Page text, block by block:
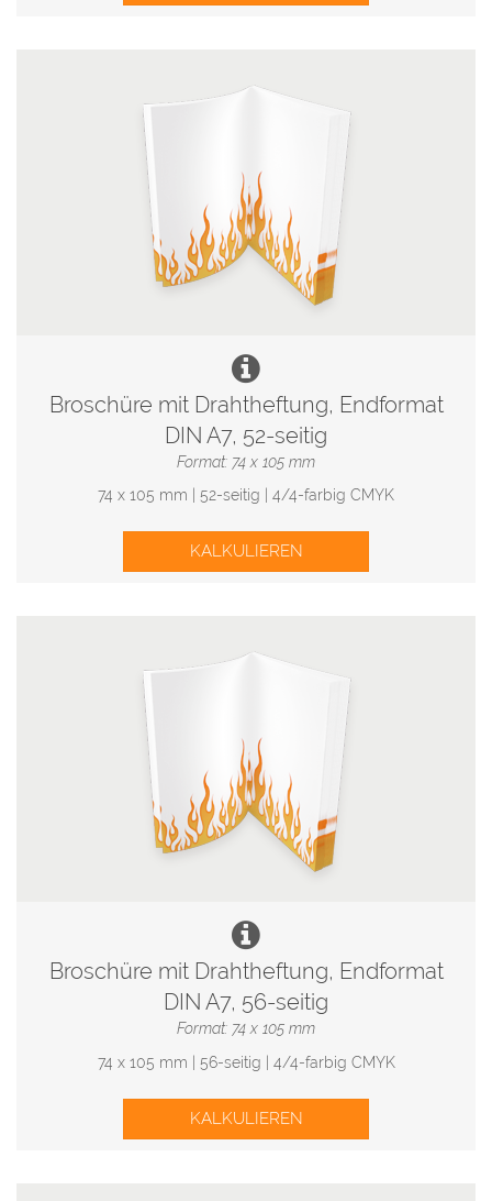
Broschüre mit Drahtheftung, Endformat
DIN A7, 52-seitig
Format: 74 x 105 mm
74 x 105 mm | 52-seitig | 4/4-farbig CMYK
KALKULIEREN
Broschüre mit Drahtheftung, Endformat
DIN A7, 56-seitig
Format: 74 x 105 mm
74 x 105 mm | 56-seitig | 4/4-farbig CMYK
KALKULIEREN